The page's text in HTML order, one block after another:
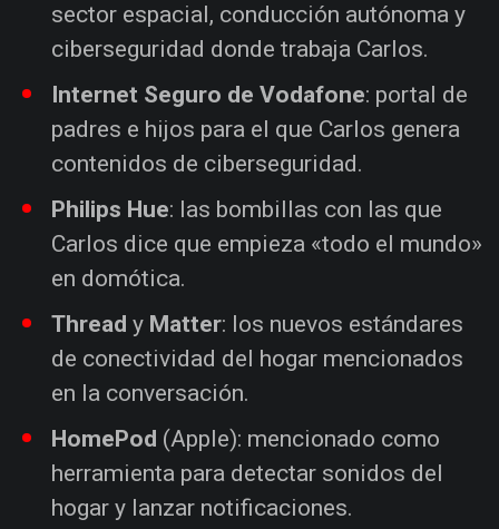
sector espacial, conducción autónoma y
ciberseguridad donde trabaja Carlos.
Internet Seguro de Vodafone: portal de
padres e hijos para el que Carlos genera
contenidos de ciberseguridad.
Philips Hue: las bombillas con las que
Carlos dice que empieza «todo el mundo»
en domótica.
Thread y Matter: los nuevos estándares
de conectividad del hogar mencionados
en la conversación.
HomePod (Apple): mencionado como
herramienta para detectar sonidos del
hogar y lanzar notificaciones.